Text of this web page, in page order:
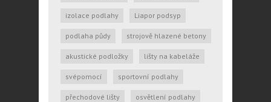
izolace podlahy Liapor podsyp
podlaha půdy strojově hlazené betony
akustické podložky lišty na kabeláže
svépomocí sportovní podlahy
přechodové lišty osvětlení podlahy